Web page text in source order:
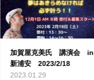
加賀屋克美氏 講演会 in
新浦安 2023/2/18
2023.01.29